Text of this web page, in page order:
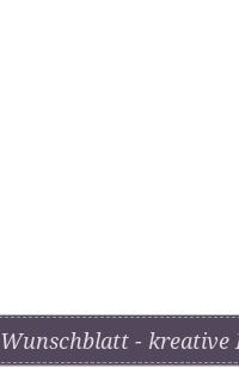
Wunschblatt - kreative